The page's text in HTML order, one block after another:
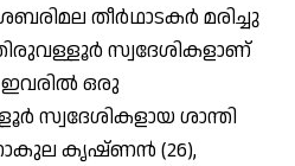
തീർഥാടകർ മരിച്ചു
തിരുവള്ളൂർ സ്വദേശികളാണ്
ഇവരിൽ ഒരു
സ്വദേശികളായ ശാന്തി
ഗോകുല കൃഷ്‌ണന്‍ (26),